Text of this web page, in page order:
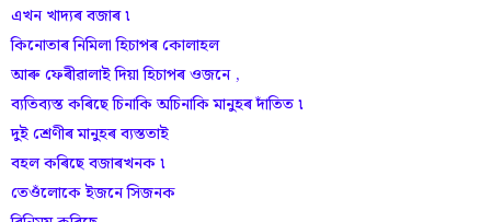
এখন খাদ্যৰ বজাৰ ৷
কিনোতাৰ নিমিলা হিচাপৰ কোলাহল
আৰু ফেৰীৱালাই দিয়া হিচাপৰ ওজনে ,
ব্যতিব্যস্ত কৰিছে চিনাকি অচিনাকি মানুহৰ দাঁতিত ৷
দুই শ্ৰেণীৰ মানুহৰ ব্যস্ততাই
বহল কৰিছে বজাৰখনক ৷
তেওঁলোকে ইজনে সিজনক